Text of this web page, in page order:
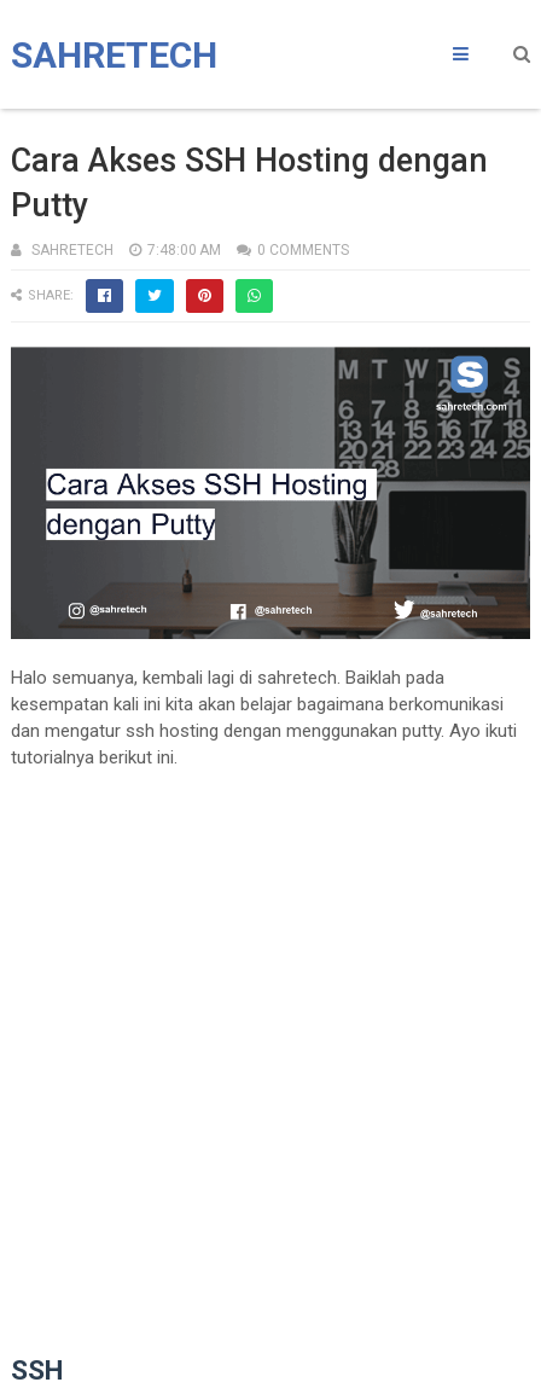
SAHRETECH
Cara Akses SSH Hosting dengan
Putty
SAHRETECH 7:48:00 AM 0 COMMENTS
SHARE:
Halo semuanya, kembali lagi di sahretech. Baiklah pada
kesempatan kali ini kita akan belajar bagaimana berkomunikasi
dan mengatur ssh hosting dengan menggunakan putty. Ayo ikuti
tutorialnya berikut ini.
SSH